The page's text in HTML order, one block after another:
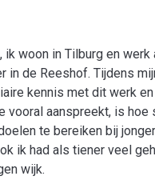
woon in Tilburg en werk
in de Reeshof. Tijdens
kennis met dit werk
vooral aanspreekt, is hoe
te bereiken bij
ik had als tiener veel
wijk.